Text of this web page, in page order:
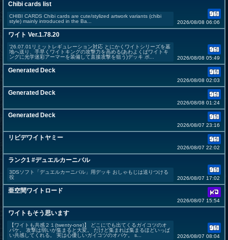
Chibi cards list
CHIBI CARDS Chibi cards are cute/stylized artwork variants (chibi
style) mainly introduced in the Ba...
2026/08/08 06:06
ワイト Ver.1.78.20
'26.07.01リミットレギュレーション対応 とにかくワイトシリーズを墓
地へ送り、手早くワイトキングの攻撃力を高める(あわよくばワイトキ
ングに光学迷彩アーマーを装備して直接攻撃を狙う)デッキ ポ...
2026/08/08 05:49
Generated Deck
2026/08/08 02:03
Generated Deck
2026/08/08 01:24
Generated Deck
2026/08/07 23:16
リビデワイトヤミー
2026/08/07 22:02
ランク1 #デュエルカーニバル
3DSソフト「デュエルカーニバル」用デッキ おしゃもじは送りつける
役
2026/08/07 17:02
亜空間ワイトロード
2026/08/07 15:54
ワイトもそう思います
【ワイトも共感２１(twenty-one)】 どこにでも出てくるガイコツのオ
バケ。 攻撃は弱いが集まると大変。 だけど集まれば集まるほどいっぱ
い共感してくれる。 実は心優しいガイコツのオバケ。 s...
2026/08/07 08:04